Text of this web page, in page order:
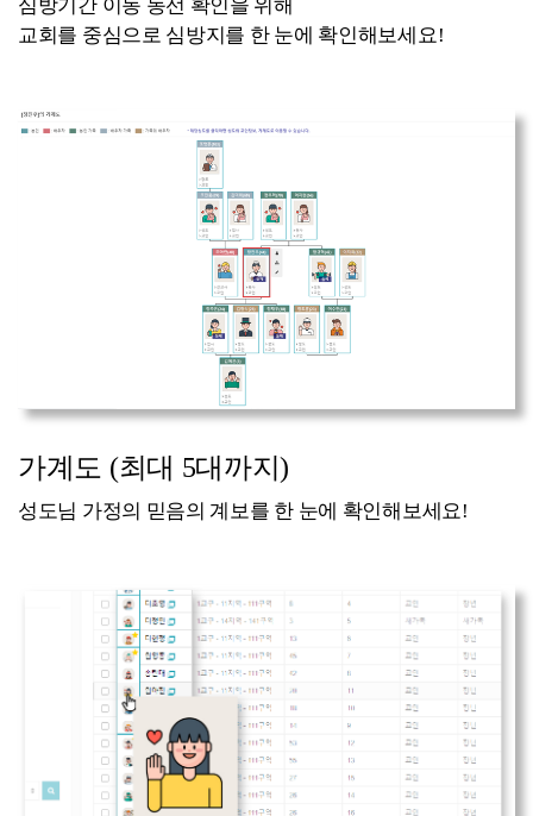
심방기간 이동 동선 확인을 위해
교회를 중심으로 심방지를 한 눈에 확인해보세요!
가계도 (최대 5대까지)
성도님 가정의 믿음의 계보를 한 눈에 확인해보세요!